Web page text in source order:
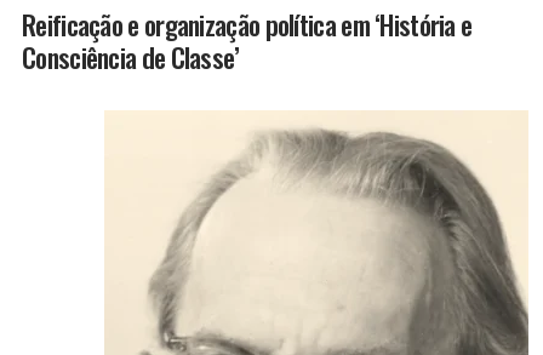
Reificação e organização política em ‘História e
Consciência de Classe’